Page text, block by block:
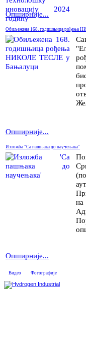
Опширније...
Обиљежена 168. годишњица рођења
Опширније...
Изложба "Са пашњака до научењака"
Опширније...
Видео Фотографије